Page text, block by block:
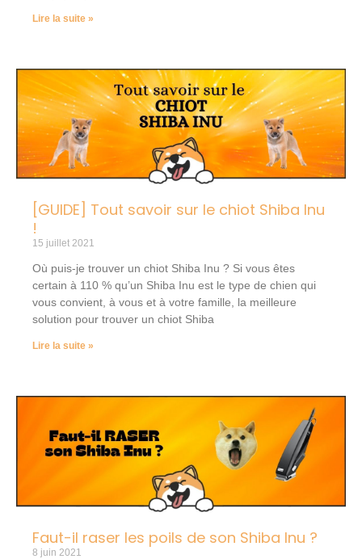
Lire la suite »
[GUIDE] Tout savoir sur le chiot Shiba Inu
!
15 juillet 2021
Où puis-je trouver un chiot Shiba Inu ? Si vous êtes
certain à 110 % qu’un Shiba Inu est le type de chien qui
vous convient, à vous et à votre famille, la meilleure
solution pour trouver un chiot Shiba
Lire la suite »
Faut-il raser les poils de son Shiba Inu ?
8 juin 2021